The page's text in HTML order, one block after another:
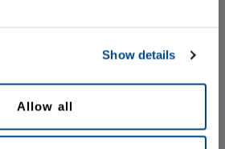
Show details
Allow all